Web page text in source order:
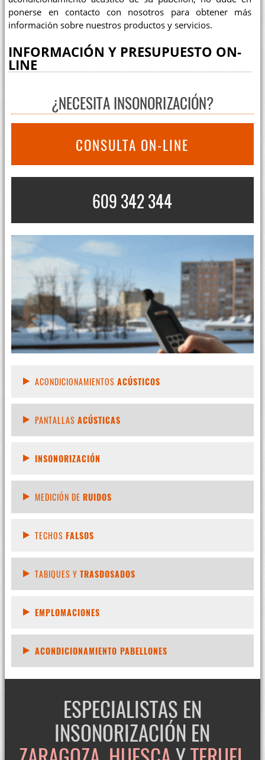
ponerse en contacto con nosotros para obtener más
información sobre nuestros productos y servicios.
INFORMACIÓN Y PRESUPUESTO ON-
LINE
¿NECESITA INSONORIZACIÓN?
CONSULTA ON-LINE
609 342 344
ACONDICIONAMIENTOS ACÚSTICOS
PANTALLAS ACÚSTICAS
INSONORIZACIÓN
MEDICIÓN DE RUIDOS
TECHOS FALSOS
TABIQUES Y TRASDOSADOS
EMPLOMACIONES
ACONDICIONAMIENTO PABELLONES
ESPECIALISTAS EN
INSONORIZACIÓN EN